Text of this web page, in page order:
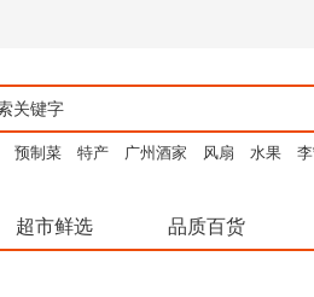
预制菜 特产 广州酒家 风扇 水果
超市鲜选 品质百货